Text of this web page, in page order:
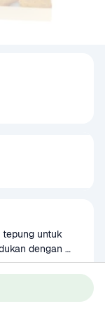
tepung untuk
dengan
Cocok
yang praktis